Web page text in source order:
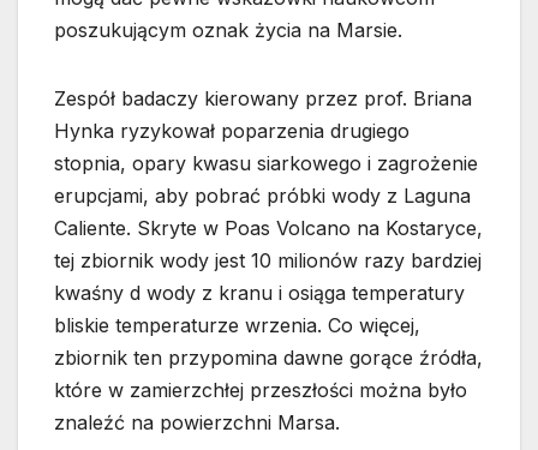
poszukującym oznak życia na Marsie.
Zespół badaczy kierowany przez prof. Briana
Hynka ryzykował poparzenia drugiego
stopnia, opary kwasu siarkowego i zagrożenie
erupcjami, aby pobrać próbki wody z Laguna
Caliente. Skryte w Poas Volcano na Kostaryce,
tej zbiornik wody jest 10 milionów razy bardziej
kwaśny d wody z kranu i osiąga temperatury
bliskie temperaturze wrzenia. Co więcej,
zbiornik ten przypomina dawne gorące źródła,
które w zamierzchłej przeszłości można było
znaleźć na powierzchni Marsa.